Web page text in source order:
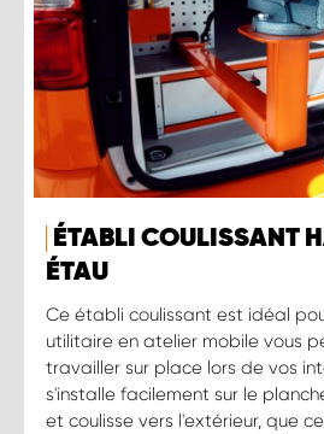
ÉTABLI COULISSANT
ÉTAU
Ce établi coulissant est idéal
utilitaire en atelier mobile vous
travailler sur place lors de vos
s'installe facilement sur le
et coulisse vers l'extérieur, que